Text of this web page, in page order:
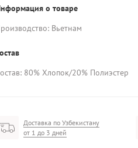
о товаре
Вьетнам
80% Хлопок/20% Полиэстер
Доставка по Узбекистану
от 1 до 3 дней